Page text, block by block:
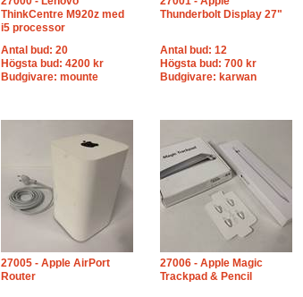
ThinkCentre M920z med
i5 processor
Antal bud: 20
Högsta bud: 4200 kr
Budgivare: mounte
Thunderbolt Display 27"
Antal bud: 12
Högsta bud: 700 kr
Budgivare: karwan
27005 - Apple AirPort
Router
27006 - Apple Magic
Trackpad & Pencil